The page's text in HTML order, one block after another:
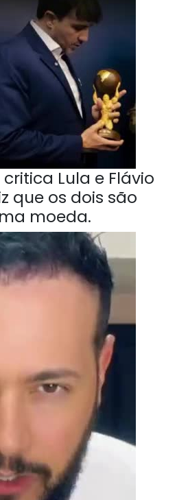
Lula e Flávio
que os dois são
moeda.